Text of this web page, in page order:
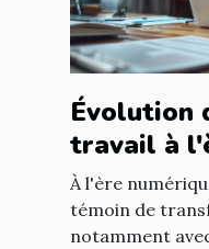
Évolution
travail à
À l'ère
témoin de
notamment